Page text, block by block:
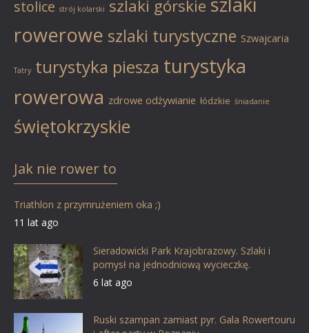
stolice strój kolarski szlaki górskie
rowerowe szlaki turystyczne Szwajcaria
Tatry turystyka piesza turystyka
rowerowa zdrowe odżywianie łódzkie śniadanie
świętokrzyskie
Jak nie rower to
Triathlon z przymrużeniem oka ;)
11 lat ago
Sieradowicki Park Krajobrazowy. Szlaki i
pomysł na jednodniową wycieczkę.
6 lat ago
Ruski szampan zamiast pyr. Gala Rowertouru